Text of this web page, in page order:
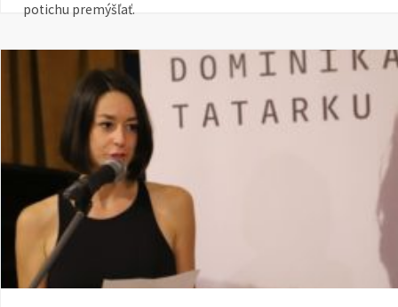
potichu premýšľať.